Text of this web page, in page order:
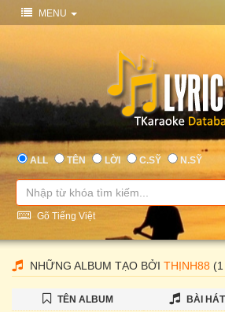
MENU
ALL TÊN LỜI C.SỸ N.SỸ
Gõ Tiếng Việt
NHỮNG ALBUM TẠO BỞI THỊNH88
TÊN ALBUM BÀI HÁT